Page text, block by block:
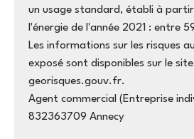
un usage standard, établi à
l'énergie de l'année 2021 : entre
Les informations sur les risques
exposé sont disponibles sur le
georisques.gouv.fr.
Agent commercial (Entreprise
832363709 Annecy